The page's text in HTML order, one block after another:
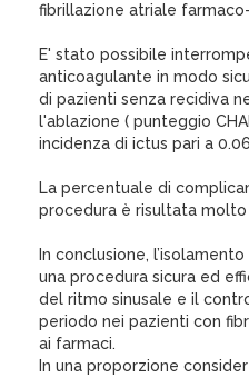
fibrillazione atriale
E' stato possibile
anticoagulante in modo
di pazienti senza recidiva
l'ablazione ( punteggio
incidenza di ictus pari a
La percentuale di
procedura è risultata molto
In conclusione,
una procedura sicura ed
del ritmo sinusale e il
periodo nei pazienti con
ai farmaci.
In una proporzione